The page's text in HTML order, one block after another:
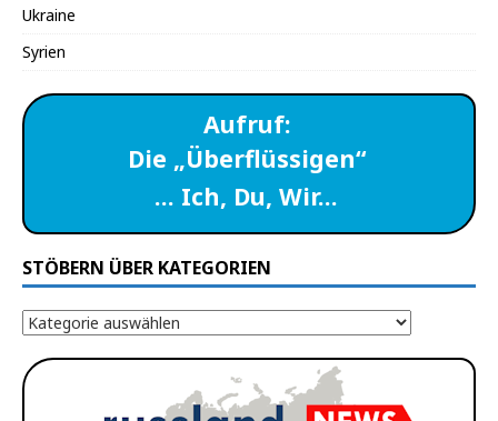
Ukraine
Syrien
Aufruf:
Die „Überflüssigen“
… Ich, Du, Wir…
STÖBERN ÜBER KATEGORIEN